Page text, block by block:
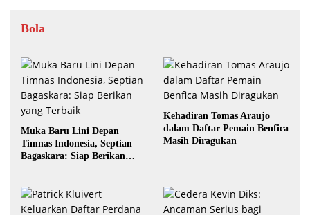
Bola
Muka Baru Lini Depan
Timnas Indonesia, Septian
Bagaskara: Siap Berikan
Kehadiran Tomas Araujo
dalam Daftar Pemain Benfica
Masih Diragukan